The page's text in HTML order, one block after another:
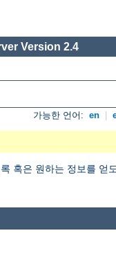
Version 2.4
가능한 언어: en
혹은 원하는 정보를 얻